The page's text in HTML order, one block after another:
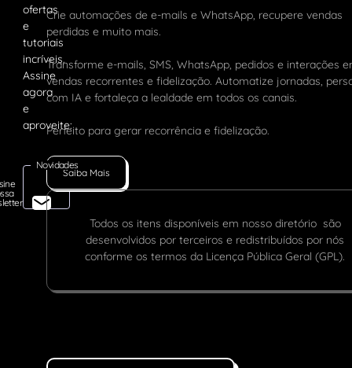
Novidades
Crie automações de e-mails e WhatsApp, recupere vendas
perdidas e muito mais.
Transforme e-mails, SMS, WhatsApp, pedidos e interações
vendas recorrentes e fidelização. Automatize jornadas,
com IA e fortaleça a lealdade em todos os canais.
Perfeito para gerar recorrência e fidelização.
Saiba Mais
Todos os itens disponíveis em nosso diretório são
desenvolvidos por terceiros e redistribuídos por nós
conforme os termos da Licença Pública Geral (GPL).